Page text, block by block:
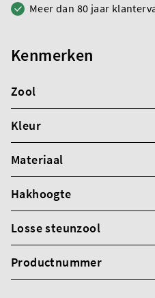
Meer dan 80 jaar
Kenmerken
Zool
Kleur
Materiaal
Hakhoogte
Losse steunzool
Productnummer